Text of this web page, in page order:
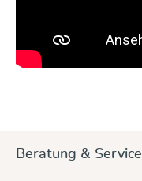
Beratung & Service